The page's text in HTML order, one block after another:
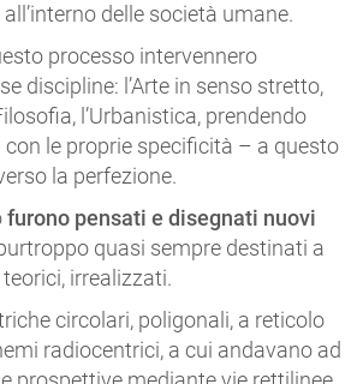
delle società umane.
processo intervennero
discipline: l’Arte in senso stretto,
l’Urbanistica, prendendo
le proprie specificità – a questo
la perfezione.
furono pensati e disegnati nuovi
quasi sempre destinati a
irrealizzati.
circolari, poligonali, a reticolo
radiocentrici, a cui andavano ad